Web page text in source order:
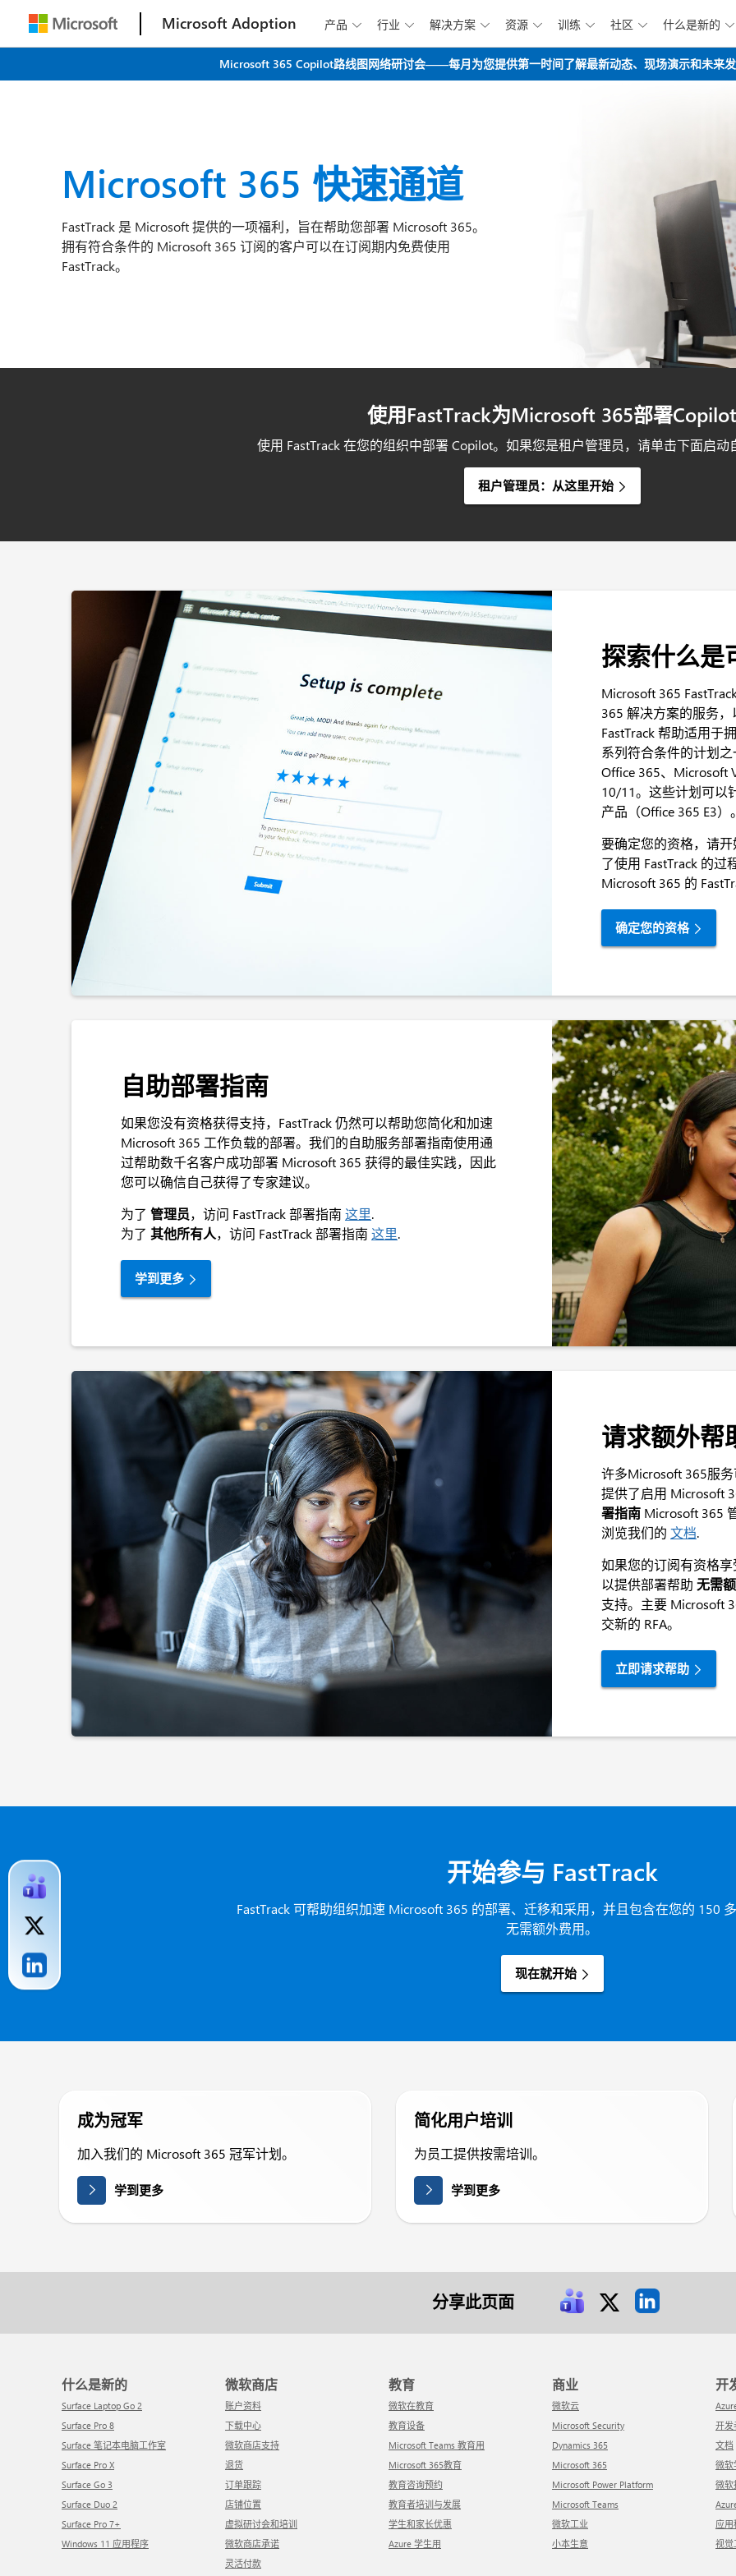
跳到主要内容
Microsoft Adoption 产品  行业  解决方案  资源  训练  社区  什么是新的 
Microsoft 365 Copilot路线图网络研讨会——每月为您提供第一时间了解最新动态、现场演示和未来
Microsoft 365 快速通道
FastTrack 是 Microsoft 提供的一项福利，旨在帮助您部署 Microsoft 365。
拥有符合条件的 Microsoft 365 订阅的客户可以在订阅期内免费使用
FastTrack。
使用FastTrack为Microsoft 365部署Copilot
使用 FastTrack 在您的组织中部署 Copilot。如果您是租户管理员，请单击下面启动
租户管理员：从这里开始
探索什么是
Microsoft 365
365 解决方案的服务
FastTrack 帮助适用于
系列符合条件的计划
Office 365、Microsoft
10/11。这些计划可以
产品（Office 365 E3
要确定您的资格，请
了使用 FastTrack 的
Microsoft 365 的
确定您的资格
自助部署指南
如果您没有资格获得支持，FastTrack 仍然可以帮助您简化和加速
Microsoft 365 工作负载的部署。我们的自助服务部署指南使用通
过帮助数千名客户成功部署 Microsoft 365 获得的最佳实践，因此
您可以确信自己获得了专家建议。
为了 管理员，访问 FastTrack 部署指南 这里.
为了 其他所有人，访问 FastTrack 部署指南 这里.
学到更多
请求额外帮
许多‎Microsoft 365‎服
提供了启用 ‎Microsoft
署指南 Microsoft 365
浏览我们的 文档.
如果您的订阅有资格享
以提供部署帮助 无需
支持。主要 ‎Microsoft
交新的 RFA。
立即请求帮助
开始参与 FastTrack
FastTrack 可帮助组织加速 Microsoft 365 的部署、迁移和采用，并且包含在您的 150
无需额外费用。
现在就开始
成为冠军
加入我们的 Microsoft 365 冠军计划。
学到更多
简化用户培训
为员工提供按需培训。
学到更多
分享此页面
什么是新的
Surface Laptop Go 2
Surface Pro 8
Surface 笔记本电脑工作室
Surface Pro X
Surface Go 3
Surface Duo 2
Surface Pro 7+
Windows 11 应用程序
微软商店
账户资料
下载中心
微软商店支持
退货
订单跟踪
店铺位置
虚拟研讨会和培训
微软商店承诺
灵活付款
教育
微软在教育
教育设备
Microsoft Teams 教育用
Microsoft 365教育
教育咨询预约
教育者培训与发展
学生和家长优惠
Azure 学生用
商业
微软云
Microsoft Security
Dynamics 365
Microsoft 365
Microsoft Power Platform
Microsoft Teams
微软工业
小本生意
开
文档
微
微
应
视